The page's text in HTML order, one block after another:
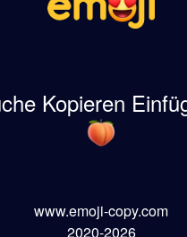
Kopieren
www.emoji-copy.com
2020-2026